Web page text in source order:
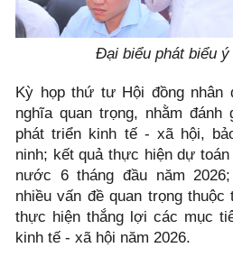
Đại biểu phát biểu ý
Kỳ họp thứ tư Hội đồng nhân
nghĩa quan trọng, nhằm
phát triển kinh tế - xã hội,
ninh; kết quả thực hiện dự
nước 6 tháng đầu năm
nhiều vấn đề quan trọng
thực hiện thắng lợi các mục
kinh tế - xã hội năm 2026.